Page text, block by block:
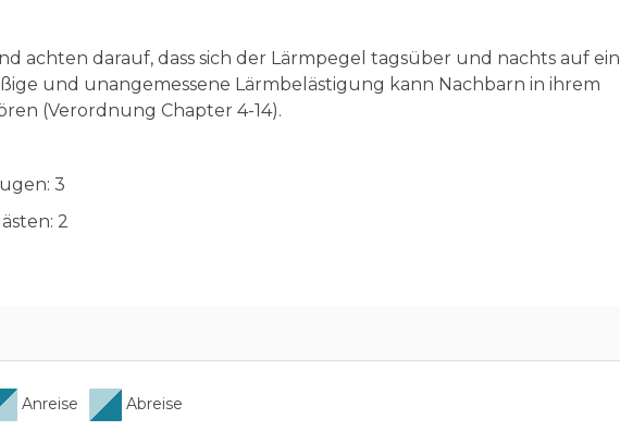
achten darauf, dass sich der Lärmpegel tagsüber und nachts auf
und unangemessene Lärmbelästigung kann Nachbarn in ihrem
(Verordnung Chapter 4-14).
3
2
Anreise Abreise